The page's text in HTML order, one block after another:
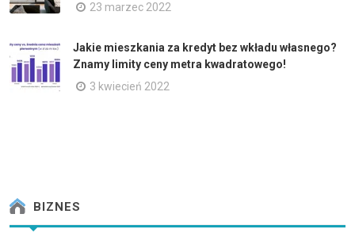
23 marzec 2022
Jakie mieszkania za kredyt bez wkładu własnego?
Znamy limity ceny metra kwadratowego!
3 kwiecień 2022
BIZNES